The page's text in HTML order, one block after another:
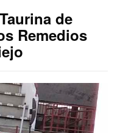
de
Remedios